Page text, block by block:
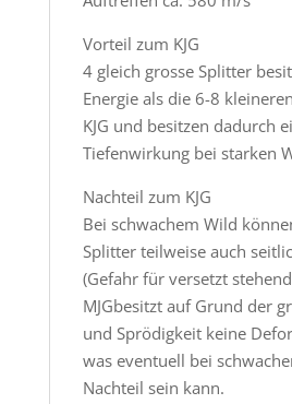
Vorteil zum KJG
4 gleich grosse Splitter
Energie als die 6-8
KJG und besitzen dadurch
Tiefenwirkung bei starken
Nachteil zum KJG
Bei schwachem Wild
Splitter teilweise auch
(Gefahr für versetzt
MJGbesitzt auf Grund der
und Sprödigkeit keine
was eventuell bei
Nachteil sein kann.